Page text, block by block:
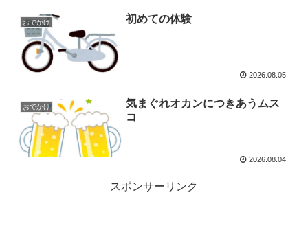
おでかけ 初めての体験
2026.08.05
おでかけ
気まぐれオカンにつきあうムス
コ
2026.08.04
スポンサーリンク